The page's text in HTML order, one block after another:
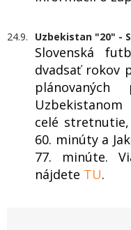
24.9. Uzbekistan "20" -
Slovenská
dvadsať rokov
celé
60. minúty a
77. minúte.
nájdete TU.